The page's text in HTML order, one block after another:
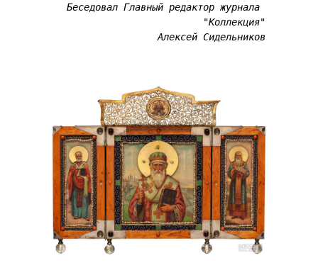
Беседовал Главный редактор журнала
"Коллекция"
Алексей Сидельников